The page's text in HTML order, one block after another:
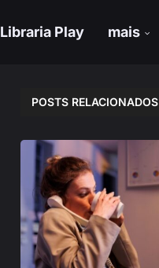
Libraria Play mais
POSTS RELACIONADOS